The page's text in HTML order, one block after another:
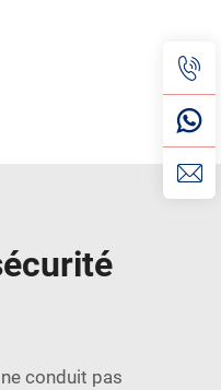
conduit pas